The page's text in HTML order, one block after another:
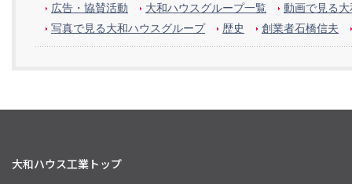
広告・協賛活動
大和ハウスグループ一覧
動画で見る
写真で見る大和ハウスグループ
歴史 創業者石橋信夫
大和ハウス工業トップ